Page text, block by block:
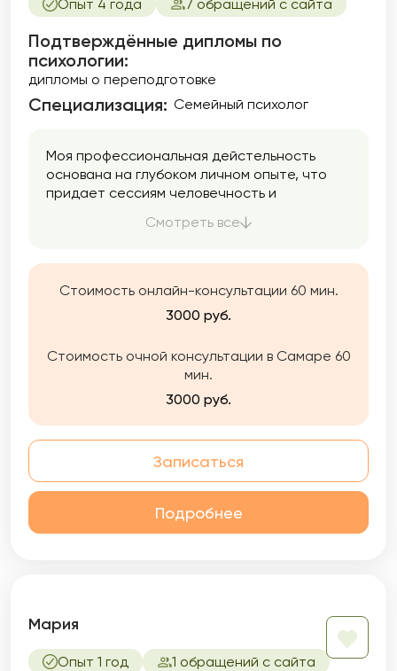
Опыт 4 года 7 обращений с сайта
Подтверждённые дипломы по
психологии:
дипломы о переподготовке
Специализация: Семейный психолог
Моя профессиональная дейстельность
основана на глубоком личном опыте, что
придает сессиям человечность и
мучений от панических атак стали для меня
жизни, который открыл новые горизонты
профессионального развития. В 2021 году,
на психолога, я начала принимать своих
практики провела уже более 1200 сессий,
оказывая поддержку и помощь тем, кто
сталкивается с трудностями. Я чувствую
атмосфере, где нет осуждения и
непринятия клиента. Развиваю свою
профессиональную компетенцию,
регулярно посещая супервизии и личную
Смотреть все
Стоимость онлайн-консультации 60 мин.
3000 руб.
Стоимость очной консультации в Самаре 60
мин.
3000 руб.
Записаться
Подробнее
Мария
Опыт 1 год 1 обращений с сайта